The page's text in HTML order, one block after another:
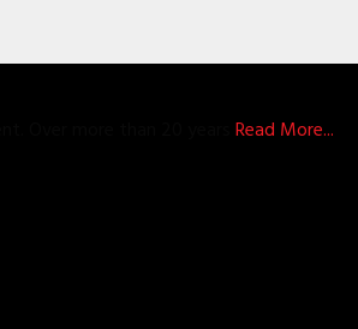
Read More...